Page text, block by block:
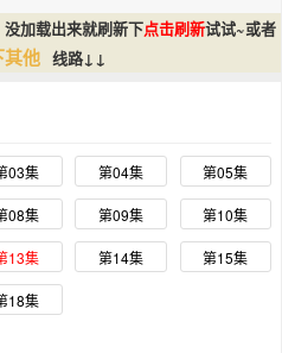
加载出来就刷新下点击刷新试试~或者
其他 线路↓↓
03集 第04集 第05集
08集 第09集 第10集
13集 第14集 第15集
18集